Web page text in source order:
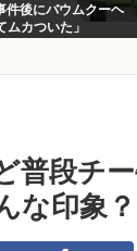
件後にバウムクーヘ
カついた」
普段チ
な印象？